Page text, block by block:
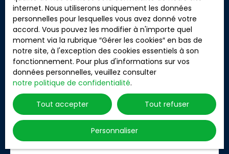
Budget max (€)
Surface min (m²)
Rechercher
245 000€
Maison de 120m² avec sous-sol intégral
120m²
Pont-du-Casse 47480
internet. Nous utiliserons uniquement les données
personnelles pour lesquelles vous avez donné votre
accord. Vous pouvez les modifier à n'importe quel
moment via la rubrique ″Gérer les cookies″ en bas de
notre site, à l'exception des cookies essentiels à son
fonctionnement. Pour plus d'informations sur vos
données personnelles, veuillez consulter
notre politique de confidentialité.
Tout accepter Tout refuser
Personnaliser